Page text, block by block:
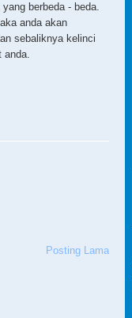
berbeda - beda.
anda akan
sebaliknya kelinci
anda.
Posting Lama